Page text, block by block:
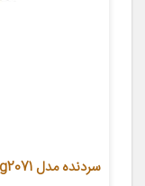
سردنده مدل Peg2071 مناسب برای پژو 206